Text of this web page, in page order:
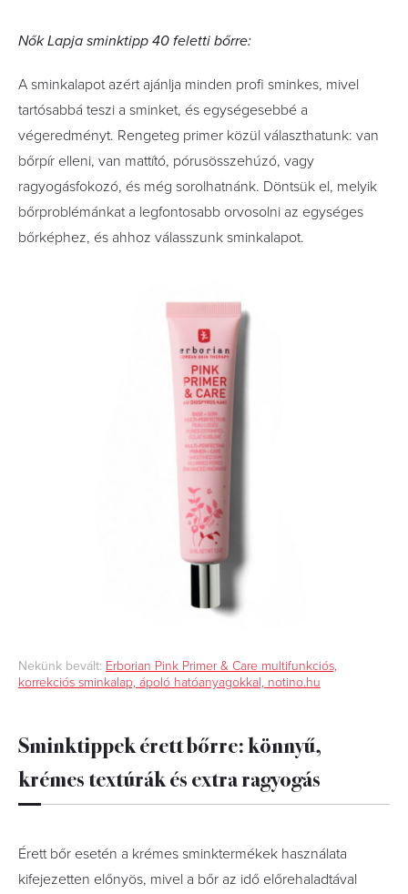
Nők Lapja sminktipp 40 feletti bőrre:
A sminkalapot azért ajánlja minden profi sminkes, mivel
tartósabbá teszi a sminket, és egységesebbé a
végeredményt. Rengeteg primer közül választhatunk: van
bőrpír elleni, van mattító, pórusösszehúzó, vagy
ragyogásfokozó, és még sorolhatnánk. Döntsük el, melyik
bőrproblémánkat a legfontosabb orvosolni az egységes
bőrképhez, és ahhoz válasszunk sminkalapot.
Nekünk bevált: Erborian Pink Primer & Care multifunkciós,
korrekciós sminkalap, ápoló hatóanyagokkal, notino.hu
Sminktippek érett bőrre: könnyű,
krémes textúrák és extra ragyogás
Érett bőr esetén a krémes sminktermékek használata
kifejezetten előnyös, mivel a bőr az idő előrehaladtával